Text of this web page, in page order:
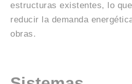
estructuras existentes, lo
reducir la demanda
obras.